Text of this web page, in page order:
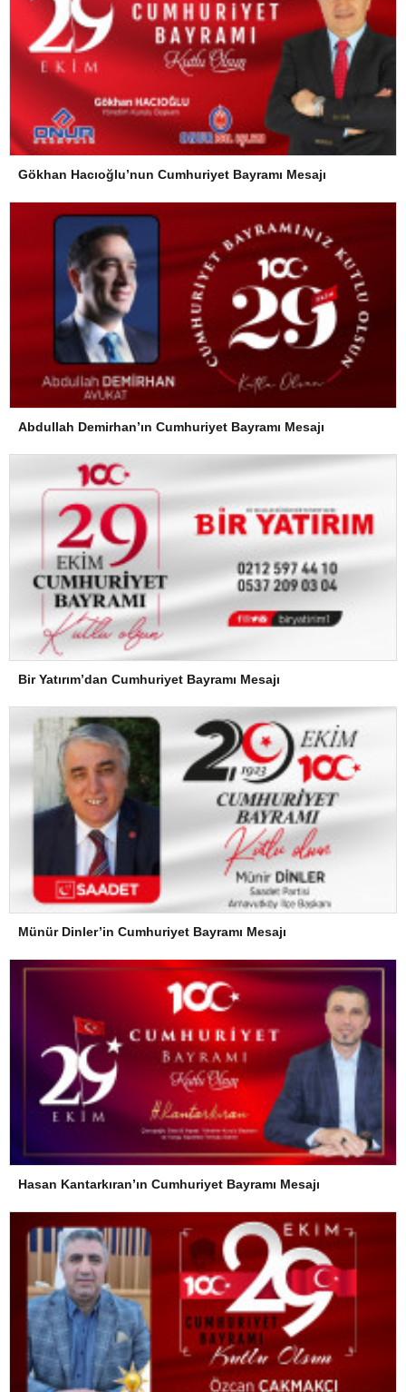
Gökhan Hacıoğlu’nun Cumhuriyet Bayramı Mesajı
Abdullah Demirhan’ın Cumhuriyet Bayramı Mesajı
Bir Yatırım’dan Cumhuriyet Bayramı Mesajı
Münür Dinler’in Cumhuriyet Bayramı Mesajı
Hasan Kantarkıran’ın Cumhuriyet Bayramı Mesajı